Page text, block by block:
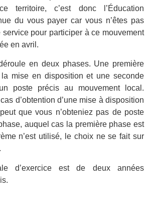
territoire, c’est donc l’Éducation
du vous payer car vous n’êtes pas
pour participer à ce mouvement
en avril.
en deux phases. Une première
la mise en disposition et une seconde
poste précis au mouvement local.
d’obtention d’une mise à disposition
que vous n’obteniez pas de poste
auquel cas la première phase est
n’est utilisé, le choix ne se fait sur
d’exercice est de deux années